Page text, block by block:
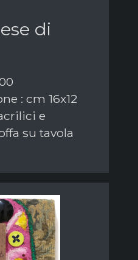
di
: cm 16x12
e
su tavola